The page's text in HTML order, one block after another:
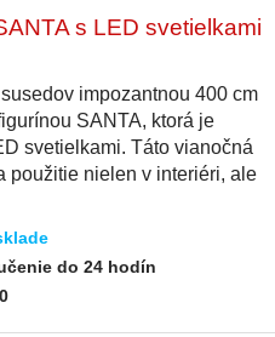
s LED svetielkami
impozantnou 400 cm
SANTA, ktorá je
svetielkami. Táto vianočná
použitie nielen v interiéri, ale
do 24 hodín